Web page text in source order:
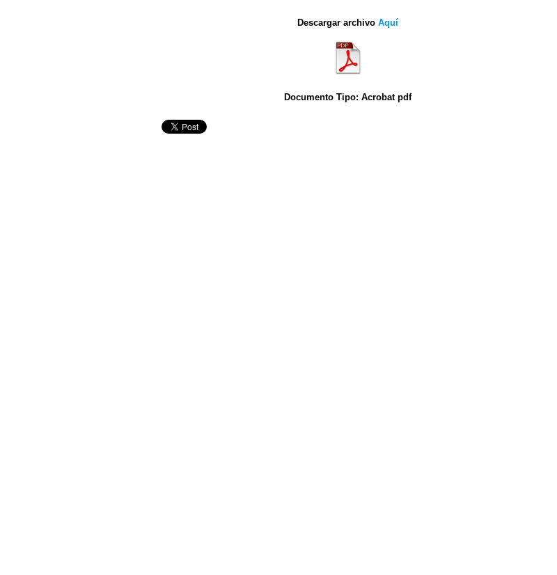
Descargar archivo Aquí
Documento Tipo: Acrobat pdf